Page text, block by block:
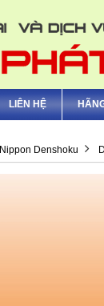
LIÊN HỆ
Nippon Denshoku